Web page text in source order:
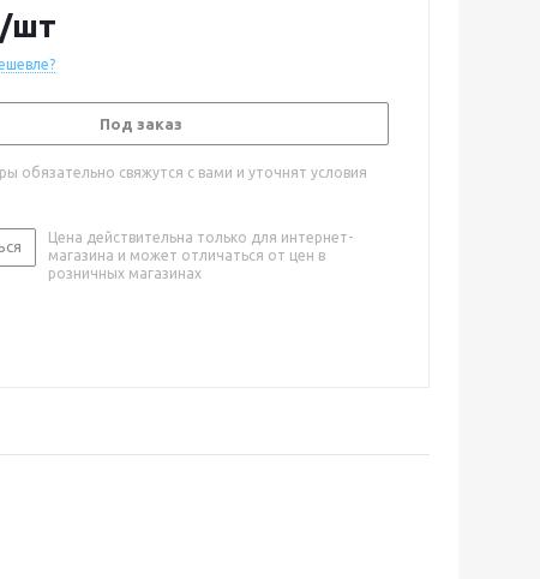
/шт
Под заказ
обязательно свяжутся с вами и уточнят условия
Цена действительна только для интернет-
магазина и может отличаться от цен в
розничных магазинах